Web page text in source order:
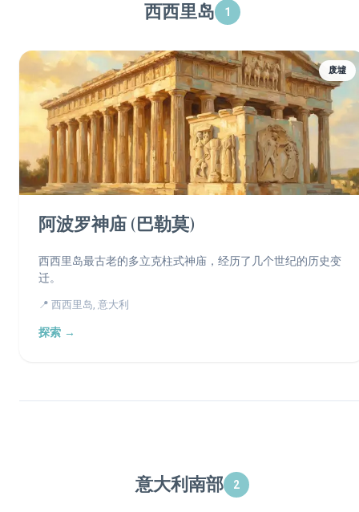
西西里岛 1
废墟
阿波罗神庙 (巴勒莫)
西西里岛最古老的多立克柱式神庙，经历了几个世纪的历史变
迁。
📍 西西里岛, 意大利
探索 →
意大利南部 2